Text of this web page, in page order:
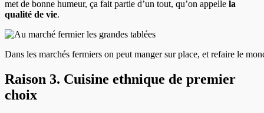
met de bonne humeur, ça fait partie d’un tout, qu’on appelle la
qualité de vie.
Dans les marchés fermiers on peut manger sur place, et refaire le
Raison 3. Cuisine ethnique de premier
choix